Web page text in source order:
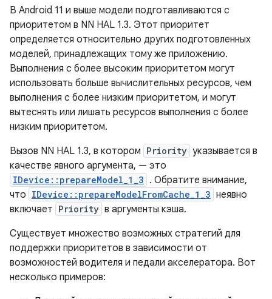
В Android 11 и выше модели подготавливаются с
приоритетом в NN HAL 1.3. Этот приоритет
определяется относительно других подготовленных
моделей, принадлежащих тому же приложению.
Выполнения с более высоким приоритетом могут
использовать больше вычислительных ресурсов, чем
выполнения с более низким приоритетом, и могут
вытеснять или лишать ресурсов выполнения с более
низким приоритетом.
Вызов NN HAL 1.3, в котором Priority указывается в
качестве явного аргумента, — это
IDevice::prepareModel_1_3 . Обратите внимание,
что IDevice::prepareModelFromCache_1_3 неявно
включает Priority в аргументы кэша.
Существует множество возможных стратегий для
поддержки приоритетов в зависимости от
возможностей водителя и педали акселератора. Вот
несколько примеров: